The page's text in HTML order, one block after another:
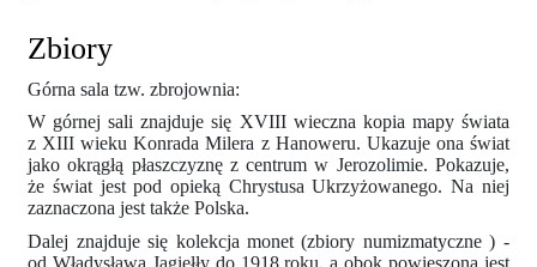
Zbiory
Górna sala tzw. zbrojownia:
W górnej sali znajduje się XVIII wieczna kopia mapy świata
z XIII wieku Konrada Milera z Hanoweru. Ukazuje ona świat
jako okrągłą płaszczyznę z centrum w Jerozolimie. Pokazuje,
że świat jest pod opieką Chrystusa Ukrzyżowanego. Na niej
zaznaczona jest także Polska.
Dalej znajduje się kolekcja monet (zbiory numizmatyczne ) -
od Władysława Jagiełły do 1918 roku, a obok powieszona jest